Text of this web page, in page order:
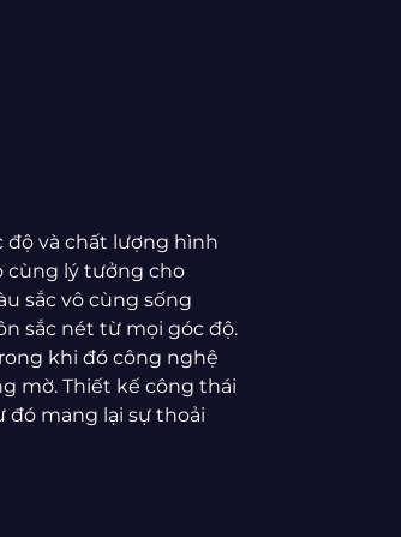
độ và chất lượng hình
cùng lý tưởng cho
sắc vô cùng sống
sắc nét từ mọi góc độ.
khi đó công nghệ
mờ. Thiết kế công thái
đó mang lại sự thoải